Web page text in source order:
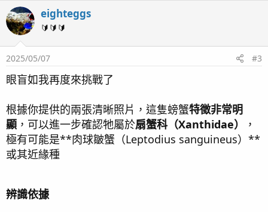
c
t
i
o
n
：
eighteggs
🔰🔰🔰
2025/05/07 #3
眼盲如我再度來挑戰了
根據你提供的兩張清晰照片，這隻螃蟹特徵非常明
顯 ，可以進一步確認牠屬於扇蟹科（Xanthidae）
，
極有可能是**肉球皺蟹（Leptodius sanguineus）**
或其近緣種
辨識依據